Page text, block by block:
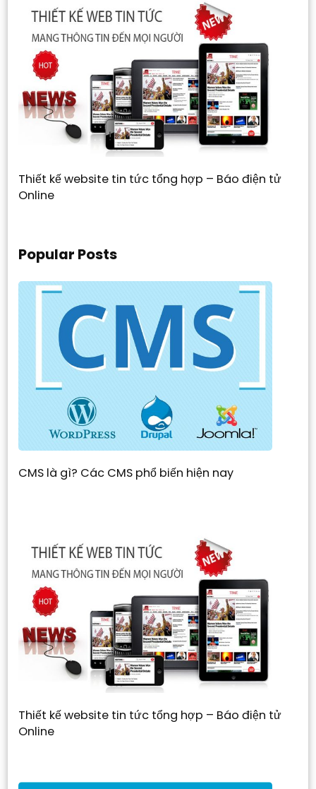
Thiết kế website tin tức tổng hợp – Báo điện tử
Online
Popular Posts
CMS là gì? Các CMS phổ biến hiện nay
Thiết kế website tin tức tổng hợp – Báo điện tử
Online